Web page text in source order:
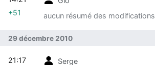
aucun résumé des modifications
+51
29 décembre 2010
Serge
21:17